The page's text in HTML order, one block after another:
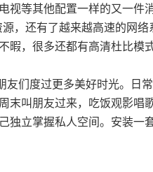
等其他配置一样的又一件消
，还有了越来越高速的网络
暇，很多还都有高清杜比模
们度过更多美好时光。日
末叫朋友过来，吃饭观影唱
独立掌握私人空间。安装一